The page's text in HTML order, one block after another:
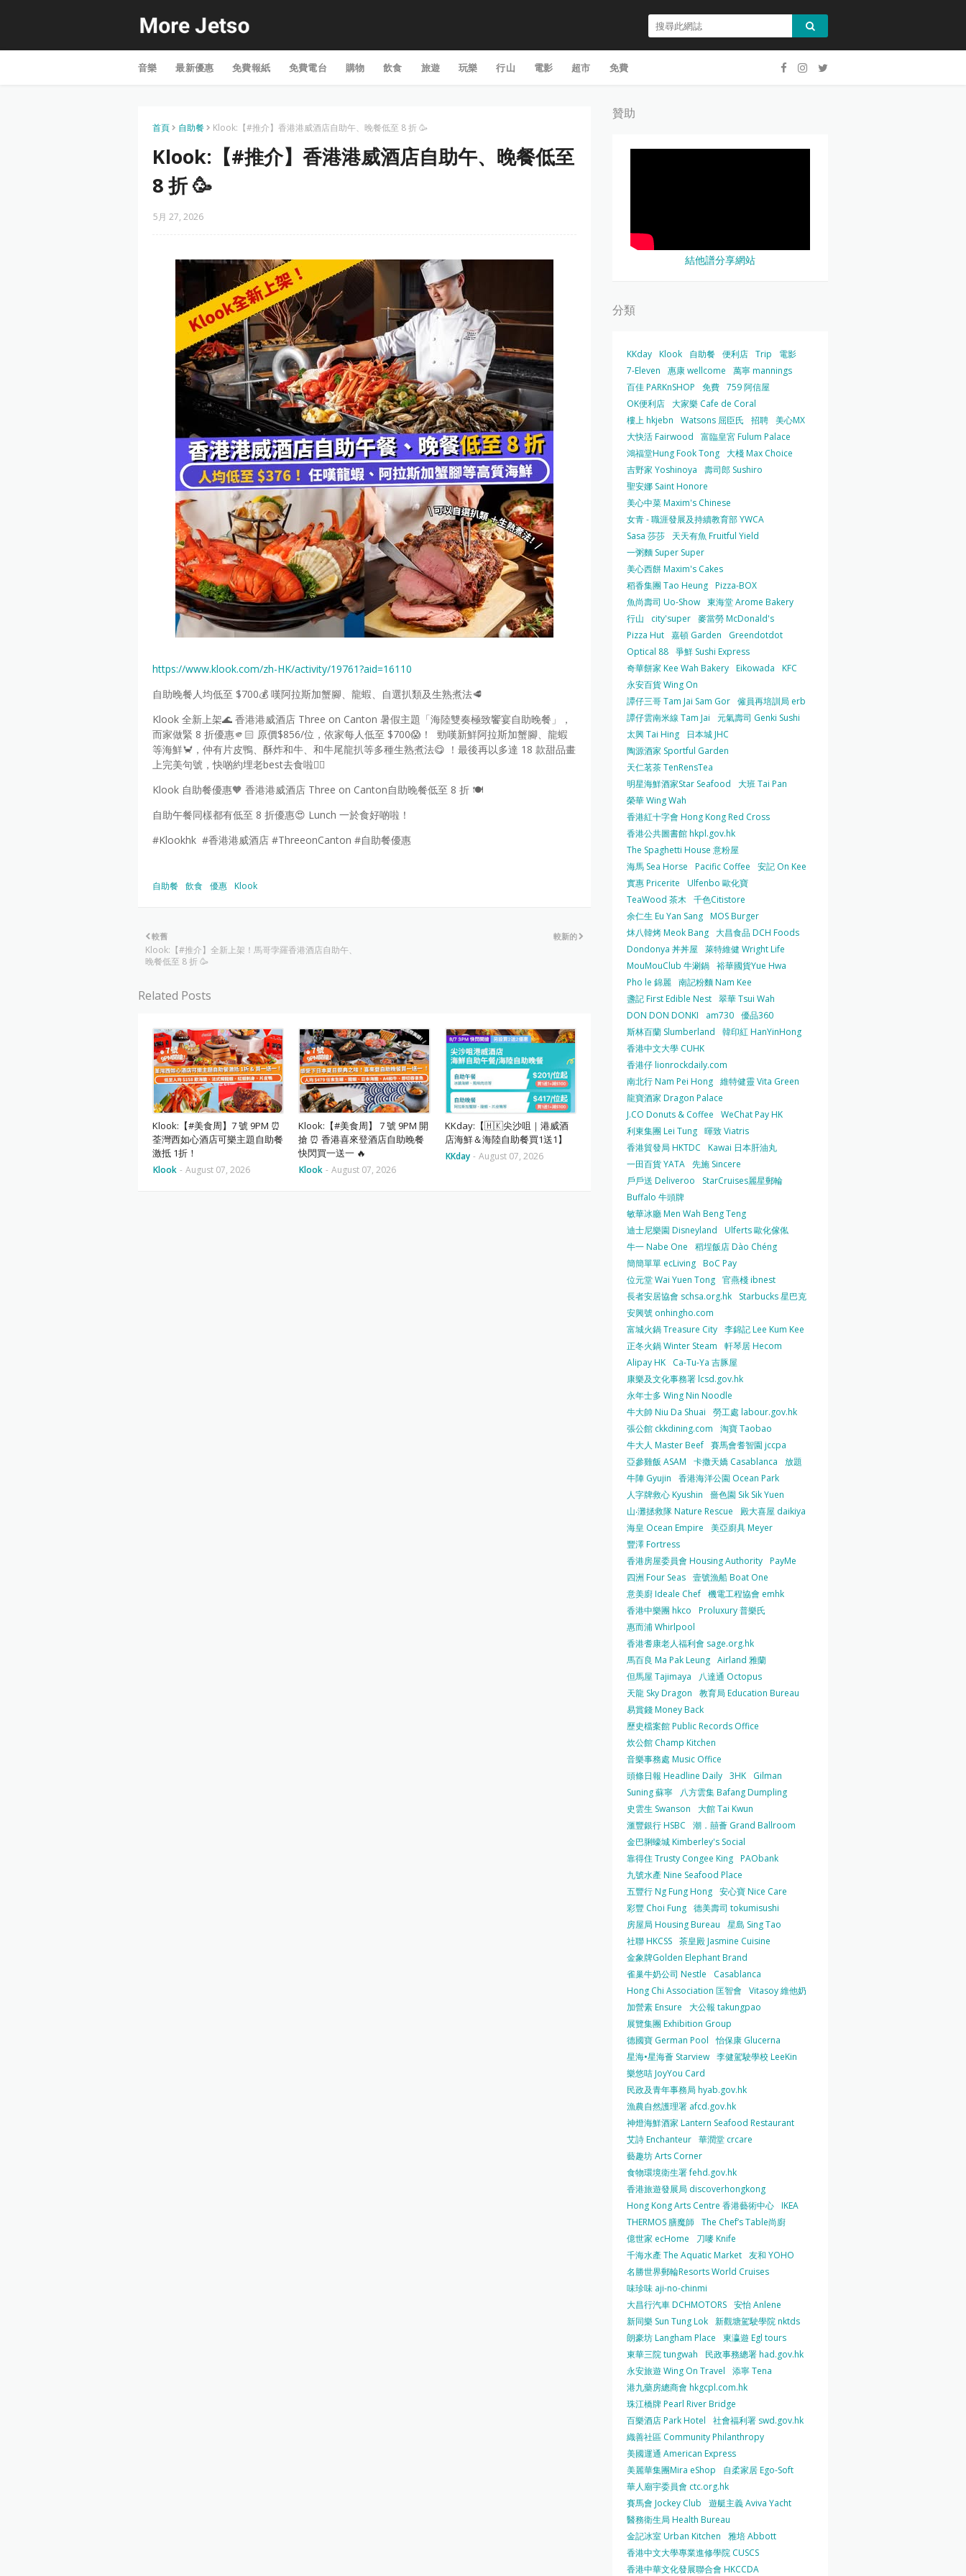
音樂 最新優惠 免費報紙 免費電台 購物 飲食 旅遊 玩樂 行山 電影 超市 免費
首頁 自助餐 Klook:【#推介】香港港威酒店自助午、晚餐低至 8 折 🥳
Klook:【#推介】香港港威酒店自助午、晚餐低至
8 折 🥳
5月 27, 2026
https://www.klook.com/zh-HK/activity/19761?aid=16110
自助晚餐人均低至 $700💰 嘆阿拉斯加蟹腳、龍蝦、自選扒類及生熟煮法🥩
Klook 全新上架🌊 香港港威酒店 Three on Canton 暑假主題「海陸雙奏極致饗宴自助晚餐」，
而家做緊 8 折優惠🫵🏻 原價$856/位，依家每人低至 $700😱！ 勁嘆新鮮阿拉斯加蟹腳、龍蝦
等海鮮🦀，仲有片皮鴨、酥炸和牛、和牛尾龍扒等多種生熟煮法😋 ！最後再以多達 18 款甜品畫
上完美句號，快啲約埋老best去食啦👍🏻
Klook 自助餐優惠🧡 香港港威酒店 Three on Canton自助晚餐低至 8 折 🍽️
自助午餐同樣都有低至 8 折優惠😍 Lunch 一於食好啲啦！
#Klookhk #香港港威酒店 #ThreeonCanton #自助餐優惠
自助餐 飲食 優惠 Klook
較新的
較舊
Klook:【#推介】全新上架！馬哥孛羅香港酒店自助午、
晚餐低至 8 折 🥳
Related Posts
Klook:【#美食周】7 號 9PM ⏰
荃灣西如心酒店可樂主題自助餐
激抵 1折！
Klook - August 07, 2026
Klook:【#美食周】 7 號 9PM 開
搶 ⏰ 香港喜來登酒店自助晚餐
快閃買一送一 🔥
Klook - August 07, 2026
KKday:【🇭🇰尖沙咀｜港威酒
店海鮮＆海陸自助餐買1送1】
KKday - August 07, 2026
贊助
結他譜分享網站
分類
KKday Klook 自助餐 便利店 Trip
電影
7-Eleven
惠康 wellcome
萬寧 mannings
百佳 PARKnSHOP
免費 759 阿信屋
OK便利店 大家樂 Cafe de Coral
樓上 hkjebn
Watsons 屈臣氏 招聘 美心MX
大快活 Fairwood
富臨皇宮 Fulum Palace
鴻福堂Hung Fook Tong 大棧 Max Choice
吉野家 Yoshinoya
壽司郎 Sushiro
聖安娜 Saint Honore
美心中菜 Maxim's Chinese
女青 - 職涯發展及持續教育部 YWCA
Sasa 莎莎
天天有魚 Fruitful Yield
一粥麵 Super Super
美心西餅 Maxim's Cakes
稻香集團 Tao Heung Pizza-BOX
魚尚壽司 Uo-Show 東海堂 Arome Bakery
行山
city'super 麥當勞 McDonald's
Pizza Hut 嘉頓 Garden
Greendotdot
Optical 88 爭鮮 Sushi Express
奇華餅家 Kee Wah Bakery Eikowada
KFC
永安百貨 Wing On
譚仔三哥 Tam Jai Sam Gor 僱員再培訓局 erb
譚仔雲南米線 Tam Jai
元氣壽司 Genki Sushi
太興 Tai Hing
日本城 JHC
陶源酒家 Sportful Garden
天仁茗茶 TenRensTea
明星海鮮酒家Star Seafood
大班 Tai Pan
榮華 Wing Wah
香港紅十字會 Hong Kong Red Cross
香港公共圖書館 hkpl.gov.hk
The Spaghetti House 意粉屋
海馬 Sea Horse
Pacific Coffee
安記 On Kee
實惠 Pricerite
Ulfenbo 歐化寶
TeaWood 茶木 千色Citistore
余仁生 Eu Yan Sang MOS Burger
炑八韓烤 Meok Bang 大昌食品 DCH Foods
Dondonya 丼丼屋
萊特維健 Wright Life
MouMouClub 牛涮鍋 裕華國貨Yue Hwa
Pho le 錦麗 南記粉麵 Nam Kee
盞記 First Edible Nest 翠華 Tsui Wah
DON DON DONKI
am730 優品360
斯林百蘭 Slumberland
韓印紅 HanYinHong
香港中文大學 CUHK
香港仔 lionrockdaily.com
南北行 Nam Pei Hong 維特健靈 Vita Green
龍寶酒家 Dragon Palace
J.CO Donuts & Coffee
WeChat Pay HK
利東集團 Lei Tung 暉致 Viatris
香港貿發局 HKTDC
Kawai 日本肝油丸
一田百貨 YATA 先施 Sincere
戶戶送 Deliveroo
StarCruises麗星郵輪
Buffalo 牛頭牌
敏華冰廳 Men Wah Beng Teng
迪士尼樂園 Disneyland
Ulferts 歐化傢俬
牛一 Nabe One
稻埕飯店 Dào Chéng
簡簡單單 ecLiving BoC Pay
位元堂 Wai Yuen Tong 官燕棧 ibnest
長者安居協會 schsa.org.hk
Starbucks 星巴克
安興號 onhingho.com
富城火鍋 Treasure City 李錦記 Lee Kum Kee
正冬火鍋 Winter Steam
軒琴居 Hecom
Alipay HK
Ca-Tu-Ya 吉豚屋
康樂及文化事務署 lcsd.gov.hk
永年士多 Wing Nin Noodle
牛大帥 Niu Da Shuai
勞工處 labour.gov.hk
張公館 ckkdining.com
淘寶 Taobao
牛大人 Master Beef 賽馬會耆智園 jccpa
亞參雞飯 ASAM
卡撒天嬌 Casablanca
放題
牛陣 Gyujin
香港海洋公園 Ocean Park
人字牌救心 Kyushin
嗇色園 Sik Sik Yuen
山‧灘拯救隊 Nature Rescue
殿大喜屋 daikiya
海皇 Ocean Empire
美亞廚具 Meyer
豐澤 Fortress
香港房屋委員會 Housing Authority PayMe
四洲 Four Seas 壹號漁船 Boat One
意美廚 Ideale Chef 機電工程協會 emhk
香港中樂團 hkco
Proluxury 普樂氏
惠而浦 Whirlpool
香港耆康老人福利會 sage.org.hk
馬百良 Ma Pak Leung Airland 雅蘭
但馬屋 Tajimaya
八達通 Octopus
天龍 Sky Dragon
教育局 Education Bureau
易賞錢 Money Back
歷史檔案館 Public Records Office
炊公館 Champ Kitchen
音樂事務處 Music Office
頭條日報 Headline Daily 3HK
Gilman
Suning 蘇寧
八方雲集 Bafang Dumpling
史雲生 Swanson
大館 Tai Kwun
滙豐銀行 HSBC
潮．囍薈 Grand Ballroom
金巴脷蠔城 Kimberley's Social
靠得住 Trusty Congee King PAObank
九號水產 Nine Seafood Place
五豐行 Ng Fung Hong 安心寶 Nice Care
彩豐 Choi Fung 德美壽司 tokumisushi
房屋局 Housing Bureau
星島 Sing Tao
社聯 HKCSS 茶皇殿 Jasmine Cuisine
金象牌Golden Elephant Brand
雀巢牛奶公司 Nestle
Casablanca
Hong Chi Association 匡智會
Vitasoy 維他奶
加營素 Ensure
大公報 takungpao
展覽集團 Exhibition Group
德國寶 German Pool
怡保康 Glucerna
星海•星海薈 Starview 李健駕駛學校 LeeKin
樂悠咭 JoyYou Card
民政及青年事務局 hyab.gov.hk
漁農自然護理署 afcd.gov.hk
神燈海鮮酒家 Lantern Seafood Restaurant
艾詩 Enchanteur 華潤堂 crcare
藝趣坊 Arts Corner
食物環境衛生署 fehd.gov.hk
香港旅遊發展局 discoverhongkong
Hong Kong Arts Centre 香港藝術中心 IKEA
THERMOS 膳魔師 The Chef’s Table尚廚
億世家 ecHome
刀嘜 Knife
千海水產 The Aquatic Market 友和 YOHO
名勝世界郵輪Resorts World Cruises
味珍味 aji-no-chinmi
大昌行汽車 DCHMOTORS 安怡 Anlene
新同樂 Sun Tung Lok 新觀塘駕駛學院 nktds
朗豪坊 Langham Place
東瀛遊 Egl tours
東華三院 tungwah
民政事務總署 had.gov.hk
永安旅遊 Wing On Travel
添寧 Tena
港九藥房總商會 hkgcpl.com.hk
珠江橋牌 Pearl River Bridge
百樂酒店 Park Hotel
社會福利署 swd.gov.hk
織善社區 Community Philanthropy
美國運通 American Express
美麗華集團Mira eShop
自柔家居 Ego-Soft
華人廟宇委員會 ctc.org.hk
賽馬會 Jockey Club
遊艇主義 Aviva Yacht
醫務衛生局 Health Bureau
金記冰室 Urban Kitchen
雅培 Abbott
香港中文大學專業進修學院 CUSCS
香港中華文化發展聯合會 HKCCDA